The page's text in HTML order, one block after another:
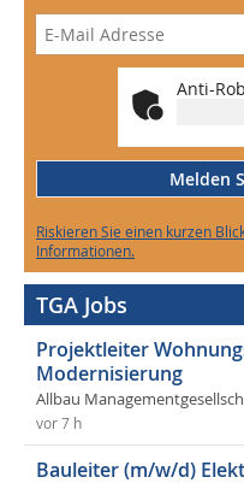
Anti-
Melden
Riskieren Sie einen kurzen
Informationen.
TGA Jobs
Projektleiter
Modernisierung
Allbau
vor 7 h
Bauleiter (m/w/d)